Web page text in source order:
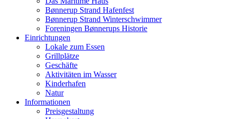
Bønnerup Strand Hafenfest
Bønnerup Strand Winterschwimmer
Foreningen Bønnerups Historie
Einrichtungen
Lokale zum Essen
Grillplätze
Geschäfte
Aktivitäten im Wasser
Kinderhafen
Natur
Informationen
Preisgestaltung